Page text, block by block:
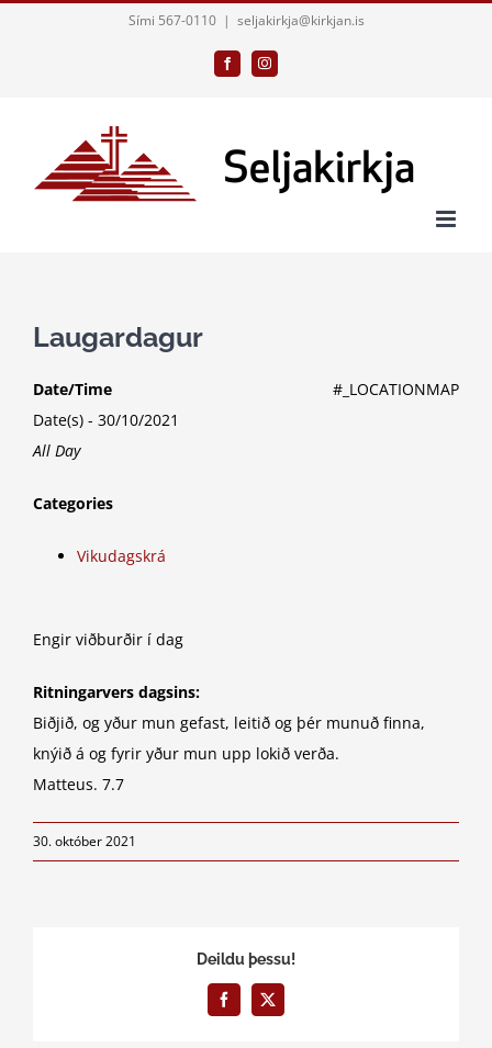
Sími 567-0110 | seljakirkja@kirkjan.is
FacebookInstagram
Laugardagur
#_LOCATIONMAP
Date/Time
Date(s) - 30/10/2021
All Day
Categories
Vikudagskrá
Engir viðburðir í dag
Ritningarvers dagsins:
Biðjið, og yður mun gefast, leitið og þér munuð finna,
knýið á og fyrir yður mun upp lokið verða.
Matteus. 7.7
30. október 2021
Deildu þessu!
Facebook
X